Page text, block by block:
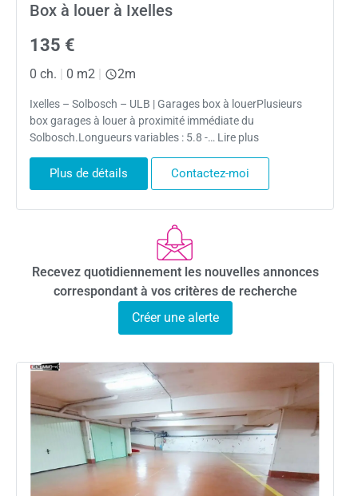
Box à louer à Ixelles
135 €
0 ch. 0 m2 2m
Ixelles – Solbosch – ULB | Garages box à louerPlusieurs
box garages à louer à proximité immédiate du
Solbosch.Longueurs variables : 5.8 -… Lire plus
Plus de détails Contactez-moi
Recevez quotidiennement les nouvelles annonces
correspondant à vos critères de recherche
Créer une alerte